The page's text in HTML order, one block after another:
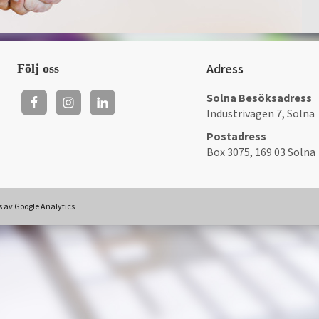
Följ oss Adress
Solna Besöksadress
Industrivägen 7, Solna
Postadress
Box 3075, 169 03 Solna
av Google Analytics